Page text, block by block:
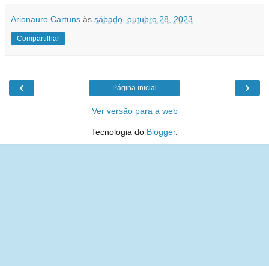
Arionauro Cartuns às sábado, outubro 28, 2023
Compartilhar
‹ ›
Página inicial
Ver versão para a web
Tecnologia do Blogger.